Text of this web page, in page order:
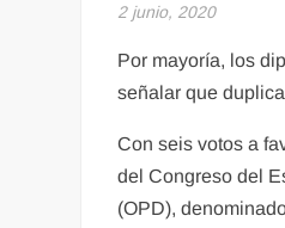
2 junio, 2020
Por mayoría, los
señalar que
Con seis votos a
del Congreso del
(OPD),